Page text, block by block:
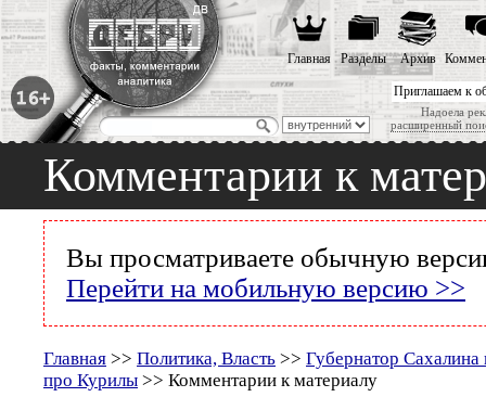
Приглашаем к
Надоела
расширенный
Главная Разделы Архив
Комментарии к
Вы просматриваете обычную
Перейти на мобильную версию >>
Главная >> Политика, Власть >> Губернатор
про Курилы >> Комментарии к материалу